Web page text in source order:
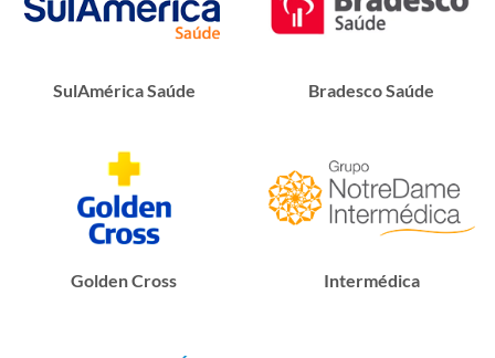
SulAmérica Saúde Bradesco Saúde
Golden Cross Intermédica